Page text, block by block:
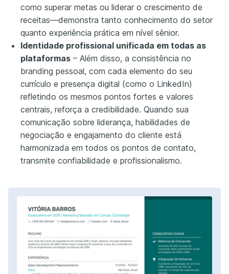
como superar metas ou liderar o crescimento de
receitas—demonstra tanto conhecimento do setor
quanto experiência prática em nível sênior.
Identidade profissional unificada em todas as
plataformas – Além disso, a consistência no
branding pessoal, com cada elemento do seu
currículo e presença digital (como o LinkedIn)
refletindo os mesmos pontos fortes e valores
centrais, reforça a credibilidade. Quando sua
comunicação sobre liderança, habilidades de
negociação e engajamento do cliente está
harmonizada em todos os pontos de contato,
transmite confiabilidade e profissionalismo.